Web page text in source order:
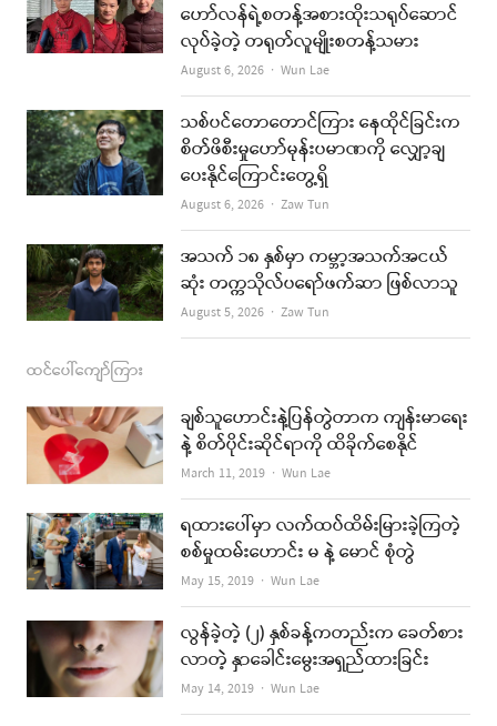
b
o
k
a
g
a
m
u
b
e
l
ဟော်လန်ရဲ့စတန့်အစားထိုးသရုပ်ဆောင်
လုပ်ခဲ့တဲ့ တရုတ်လူမျိုးစတန့်သမား
August 6, 2026 Author
Wun Lae
သစ်ပင်တောတောင်ကြား နေထိုင်ခြင်းက
စိတ်ဖိစီးမှုဟော်မုန်းပမာဏကို လျှော့ချ
ပေးနိုင်ကြောင်းတွေ့ရှိ
August 6, 2026 Author
Zaw Tun
အသက် ၁၈ နှစ်မှာ ကမ္ဘာ့အသက်အငယ်
ဆုံး တက္ကသိုလ်ပရော်ဖက်ဆာ ဖြစ်လာသူ
August 5, 2026 Author
Zaw Tun
ထင်ပေါ်ကျော်ကြား
ချစ်သူဟောင်းနဲ့ပြန်တွဲတာက ကျန်းမာရေး
နဲ့ စိတ်ပိုင်းဆိုင်ရာကို ထိခိုက်စေနိုင်
March 11, 2019 Author
Wun Lae
ရထားပေါ်မှာ လက်ထပ်ထိမ်းမြားခဲ့ကြတဲ့
စစ်မှုထမ်းဟောင်း မ နဲ့ မောင် စုံတွဲ
May 15, 2019 Author
Wun Lae
လွန်ခဲ့တဲ့ (၂) နှစ်ခန့်ကတည်းက ခေတ်စား
လာတဲ့ နှာခေါင်းမွေးအရှည်ထားခြင်း
May 14, 2019 Author
Wun Lae